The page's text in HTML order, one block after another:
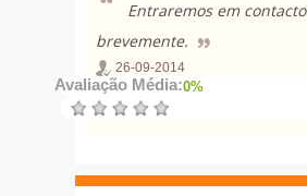
Entraremos em contacto
brevemente.
26-09-2014
Avaliação Média:0%